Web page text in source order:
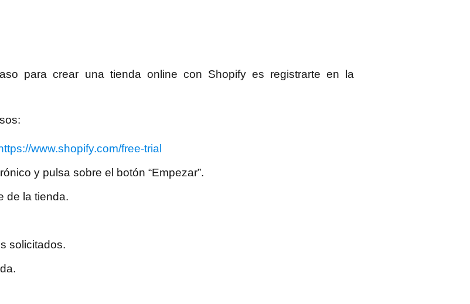
para crear una tienda online con Shopify es registrarte en la
www.shopify.com/free-trial
y pulsa sobre el botón “Empezar”.
de la tienda.
solicitados.